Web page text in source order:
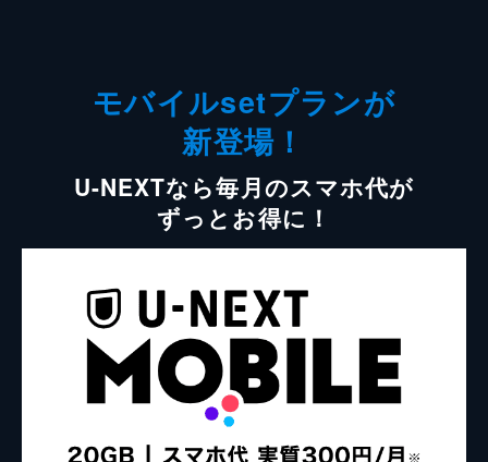
モバイルsetプランが
新登場！
U-NEXTなら毎月のスマホ代が
ずっとお得に！